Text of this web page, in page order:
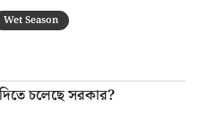
Wet Season
চলেছে সরকার?